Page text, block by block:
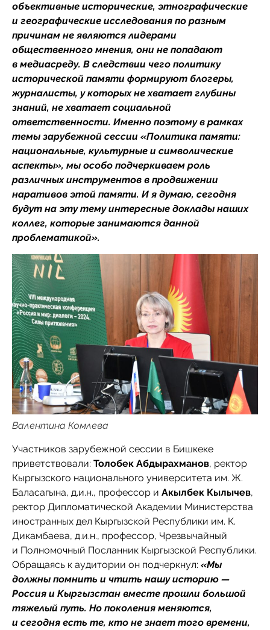
объективные исторические, этнографические
и географические исследования по разным
причинам не являются лидерами
общественного мнения, они не попадают
в медиасреду. В следствии чего политику
исторической памяти формируют блогеры,
журналисты, у которых не хватает глубины
знаний, не хватает социальной
ответственности. Именно поэтому в рамках
темы зарубежной сессии «Политика памяти:
национальные, культурные и символические
аспекты», мы особо подчеркиваем роль
различных инструментов в продвижении
наративов этой памяти. И я думаю, сегодня
будут на эту тему интересные доклады наших
коллег, которые занимаются данной
проблематикой».
Валентина Комлева
Участников зарубежной сессии в Бишкеке
приветствовали: Толобек Абдырахманов, ректор
Кыргызского национального университета им. Ж.
Баласагына, д.и.н., профессор и Акылбек Кылычев,
ректор Дипломатической Академии Министерства
иностранных дел Кыргызской Республики им. К.
Дикамбаева, д.и.н., профессор, Чрезвычайный
и Полномочный Посланник Кыргызской Республики.
Обращаясь к аудитории он подчеркнул: «Мы
должны помнить и чтить нашу историю —
Россия и Кыргызстан вместе прошли большой
тяжелый путь. Но поколения меняются,
и сегодня есть те, кто не знает того времени,